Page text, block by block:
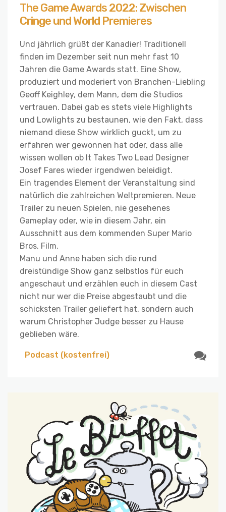
The Game Awards 2022: Zwischen
Cringe und World Premieres
Und jährlich grüßt der Kanadier! Traditionell
finden im Dezember seit nun mehr fast 10
Jahren die Game Awards statt. Eine Show,
produziert und moderiert von Branchen-Liebling
Geoff Keighley, dem Mann, dem die Studios
vertrauen. Dabei gab es stets viele Highlights
und Lowlights zu bestaunen, wie den Fakt, dass
niemand diese Show wirklich guckt, um zu
erfahren wer gewonnen hat oder, dass alle
wissen wollen ob It Takes Two Lead Designer
Josef Fares wieder irgendwen beleidigt.
Ein tragendes Element der Veranstaltung sind
natürlich die zahlreichen Weltpremieren. Neue
Trailer zu neuen Spielen, nie gesehenes
Gameplay oder, wie in diesem Jahr, ein
Ausschnitt aus dem kommenden Super Mario
Bros. Film.
Manu und Anne haben sich die rund
dreistündige Show ganz selbstlos für euch
angeschaut und erzählen euch in diesem Cast
nicht nur wer die Preise abgestaubt und die
schicksten Trailer geliefert hat, sondern auch
warum Christopher Judge besser zu Hause
geblieben wäre.
Podcast (kostenfrei)